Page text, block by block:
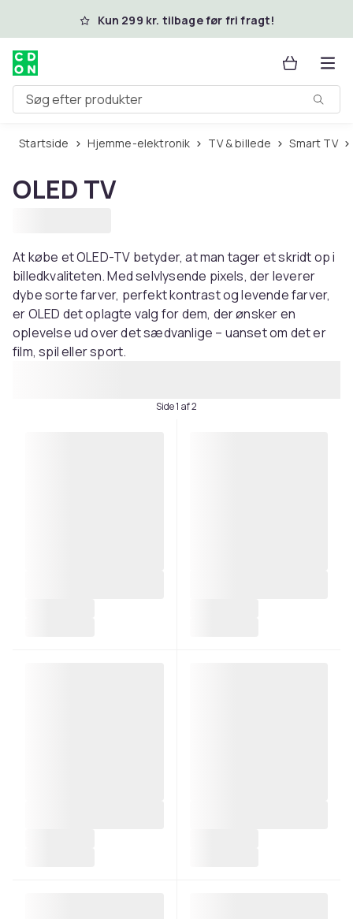
Spring til hovedindhold
Kun 299 kr. tilbage før fri fragt!
Søg efter produkter
Startside Hjemme-elektronik TV & billede Smart TV
OLED TV
At købe et OLED-TV betyder, at man tager et skridt op i
billedkvaliteten. Med selvlysende pixels, der leverer
dybe sorte farver, perfekt kontrast og levende farver,
er OLED det oplagte valg for dem, der ønsker en
oplevelse ud over det sædvanlige – uanset om det er
film, spil eller sport.
Side 1 af 2